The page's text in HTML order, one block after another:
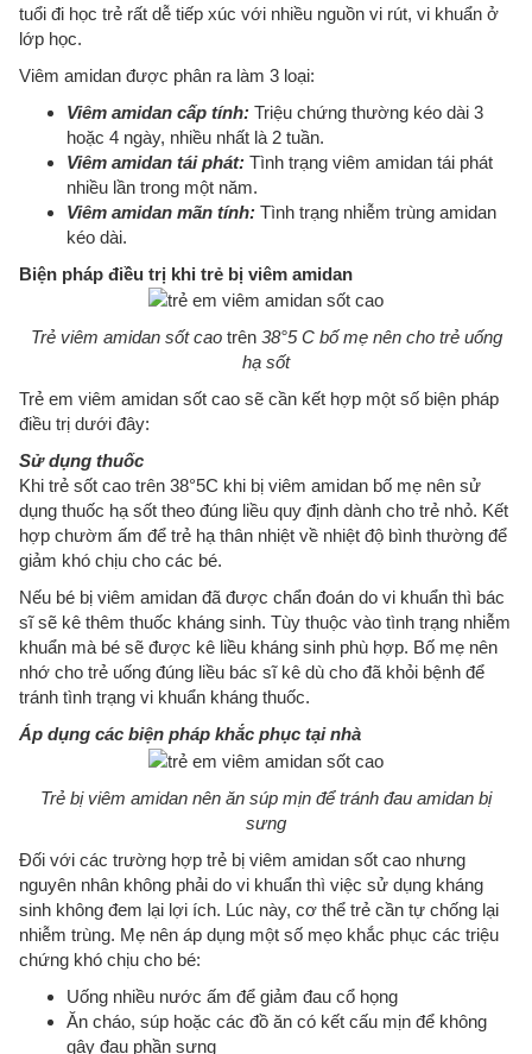
tuổi đi học trẻ rất dễ tiếp xúc với nhiều nguồn vi rút, vi khuẩn ở
lớp học.
Viêm amidan được phân ra làm 3 loại:
Viêm amidan cấp tính: Triệu chứng thường kéo dài 3
hoặc 4 ngày, nhiều nhất là 2 tuần.
Viêm amidan tái phát: Tình trạng viêm amidan tái phát
nhiều lần trong một năm.
Viêm amidan mãn tính: Tình trạng nhiễm trùng amidan
kéo dài.
Biện pháp điều trị khi trẻ bị viêm amidan
Trẻ viêm amidan sốt cao trên 38°5 C bố mẹ nên cho trẻ uống
hạ sốt
Trẻ em viêm amidan sốt cao sẽ cần kết hợp một số biện pháp
điều trị dưới đây:
Sử dụng thuốc
Khi trẻ sốt cao trên 38°5C khi bị viêm amidan bố mẹ nên sử
dụng thuốc hạ sốt theo đúng liều quy định dành cho trẻ nhỏ. Kết
hợp chườm ấm để trẻ hạ thân nhiệt về nhiệt độ bình thường để
giảm khó chịu cho các bé.
Nếu bé bị viêm amidan đã được chẩn đoán do vi khuẩn thì bác
sĩ sẽ kê thêm thuốc kháng sinh. Tùy thuộc vào tình trạng nhiễm
khuẩn mà bé sẽ được kê liều kháng sinh phù hợp. Bố mẹ nên
nhớ cho trẻ uống đúng liều bác sĩ kê dù cho đã khỏi bệnh để
tránh tình trạng vi khuẩn kháng thuốc.
Áp dụng các biện pháp khắc phục tại nhà
Trẻ bị viêm amidan nên ăn súp mịn để tránh đau amidan bị
sưng
Đối với các trường hợp trẻ bị viêm amidan sốt cao nhưng
nguyên nhân không phải do vi khuẩn thì việc sử dụng kháng
sinh không đem lại lợi ích. Lúc này, cơ thể trẻ cần tự chống lại
nhiễm trùng. Mẹ nên áp dụng một số mẹo khắc phục các triệu
chứng khó chịu cho bé:
Uống nhiều nước ấm để giảm đau cổ họng
Ăn cháo, súp hoặc các đồ ăn có kết cấu mịn để không
gây đau phần sưng